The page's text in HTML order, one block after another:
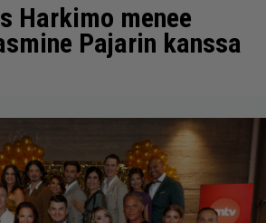
Harkimo menee
Pajarin kanssa